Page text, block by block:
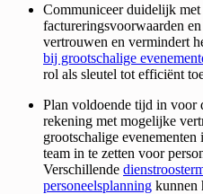
Communiceer duidelijk
factureringsvoorwaarden
vertrouwen en vermindert
bij grootschalige
rol als sleutel tot efficiënt
Plan voldoende tijd in voor
rekening met mogelijke
grootschalige evenementen
team in te zetten voor
Verschillende
personeelsplanning kunnen